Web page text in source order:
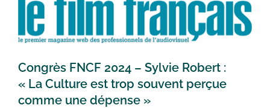
Congrès FNCF 2024 – Sylvie Robert :
« La Culture est trop souvent perçue
comme une dépense »